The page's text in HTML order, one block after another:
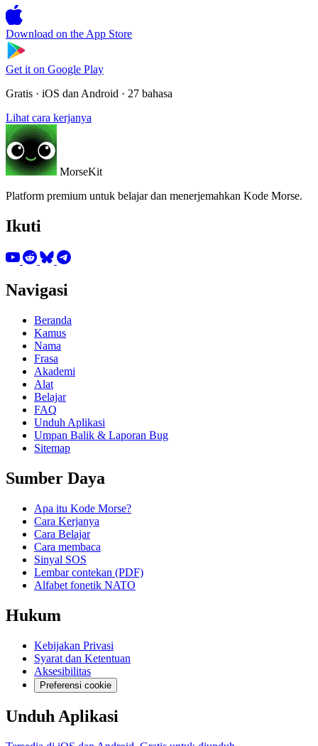
Download on the App Store
Get it on Google Play
Gratis · iOS dan Android · 27 bahasa
Lihat cara kerjanya
MorseKit
Platform premium untuk belajar dan menerjemahkan Kode Morse.
Ikuti
Navigasi
Beranda
Kamus
Nama
Frasa
Akademi
Alat
Belajar
FAQ
Unduh Aplikasi
Umpan Balik & Laporan Bug
Sitemap
Sumber Daya
Apa itu Kode Morse?
Cara Kerjanya
Cara Belajar
Cara membaca
Sinyal SOS
Lembar contekan (PDF)
Alfabet fonetik NATO
Hukum
Kebijakan Privasi
Syarat dan Ketentuan
Aksesibilitas
Preferensi cookie
Unduh Aplikasi